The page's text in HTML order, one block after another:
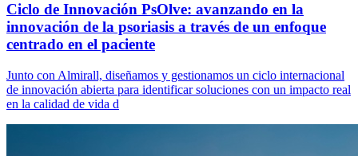
Ciclo de Innovación PsOlve: avanzando en la
innovación de la psoriasis a través de un enfoque
centrado en el paciente
Junto con Almirall, diseñamos y gestionamos un ciclo internacional
de innovación abierta para identificar soluciones con un impacto real
en la calidad de vida d